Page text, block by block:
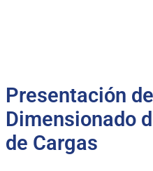
Presentación
Dimensionado
de Cargas